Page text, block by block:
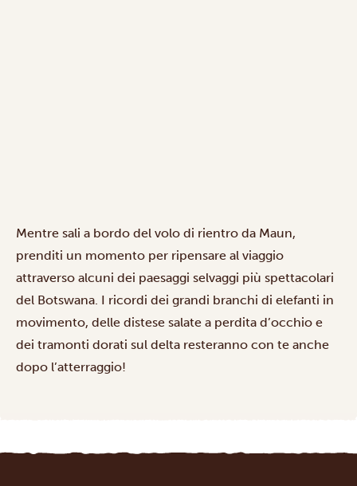
Mentre sali a bordo del volo di rientro da Maun,
prenditi un momento per ripensare al viaggio
attraverso alcuni dei paesaggi selvaggi più spettacolari
del Botswana. I ricordi dei grandi branchi di elefanti in
movimento, delle distese salate a perdita d’occhio e
dei tramonti dorati sul delta resteranno con te anche
dopo l’atterraggio!